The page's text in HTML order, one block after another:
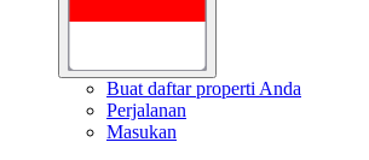
Buat daftar properti Anda
Perjalanan
Masukan